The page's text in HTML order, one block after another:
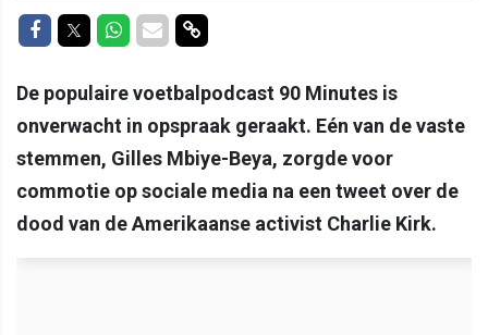
Delen op Facebook
Delen op Twitter
Delen op Whatsapp
Delen via Mail
Delen via link
De populaire voetbalpodcast 90 Minutes is
onverwacht in opspraak geraakt. Eén van de vaste
stemmen, Gilles Mbiye-Beya, zorgde voor
commotie op sociale media na een tweet over de
dood van de Amerikaanse activist Charlie Kirk.